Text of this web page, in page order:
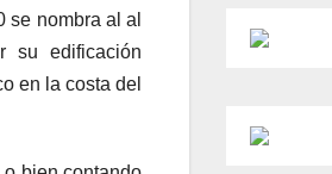
se nombra al al
su edificación
en la costa del